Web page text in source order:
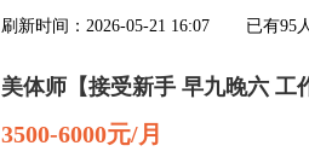
刷新时间：2026-05-21 16:07 已有95
美体师【接受新手 早九晚六 工
3500-6000元/月